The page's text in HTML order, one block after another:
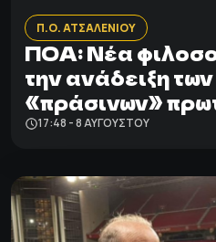
Π.Ο. ΑΤΣΑΛΕΝΙΟΥ
ΠΟΑ: Νέα
την ανάδειξη
«πράσινων»
17:48 - 8 ΑΥΓΟΎΣΤΟΥ